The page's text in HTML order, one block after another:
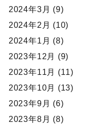
2024年3月 (9)
2024年2月 (10)
2024年1月 (8)
2023年12月 (9)
2023年11月 (11)
2023年10月 (13)
2023年9月 (6)
2023年8月 (8)